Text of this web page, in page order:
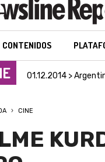
CONTENIDOS
01.12.2014 >
CINE